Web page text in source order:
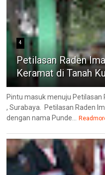
4
Petilasan Raden
Keramat di Tanah
Pintu masuk menuju Petilasan
, Surabaya. Petilasan Raden
dengan nama Punde...